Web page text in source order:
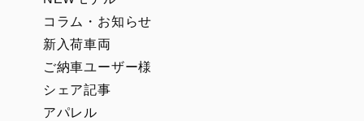
コラム・お知らせ
新入荷車両
ご納車ユーザー様
シェア記事
アパレル